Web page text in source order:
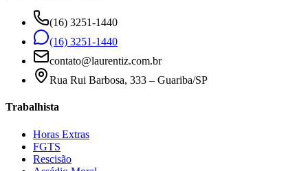
(16) 3251-1440
(16) 3251-1440
contato@laurentiz.com.br
Rua Rui Barbosa, 333 – Guariba/SP
Trabalhista
Horas Extras
FGTS
Rescisão